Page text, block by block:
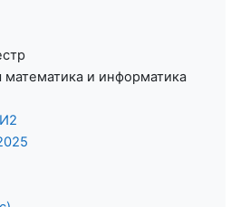
математика и информатика